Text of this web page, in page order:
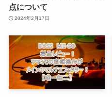
点について
2024年2月17日